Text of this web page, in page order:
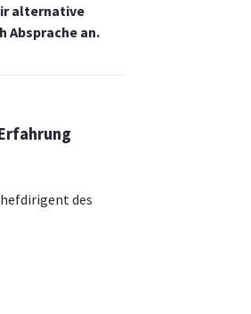
alternative
Absprache an.
des